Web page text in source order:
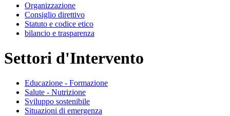
Organizzazione
Consiglio direttivo
Statuto e codice etico
bilancio e trasparenza
Settori d'Intervento
Educazione - Formazione
Salute - Nutrizione
Sviluppo sostenibile
Situazioni di emergenza